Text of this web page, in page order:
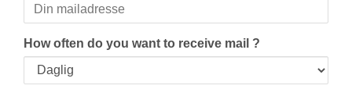
How often do you want to receive mail ?